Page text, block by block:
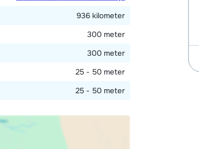
936 kilometer
300 meter
300 meter
25 - 50 meter
25 - 50 meter